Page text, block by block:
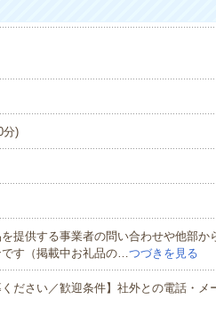
分)
提供する事業者の問い合わせや他部か
す（掲載中お礼品の…つづきを見る
ださい／歓迎条件】社外との電話・メ